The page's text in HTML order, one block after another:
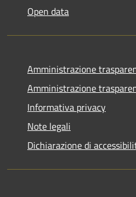
Open data
Amministrazione
Amministrazione
Informativa privacy
Note legali
Dichiarazione di